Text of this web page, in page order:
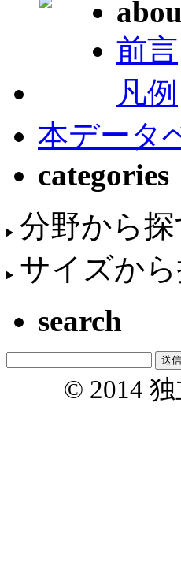
前言
凡例
本データ
categories
分野から探
サイズか
search
© 2014